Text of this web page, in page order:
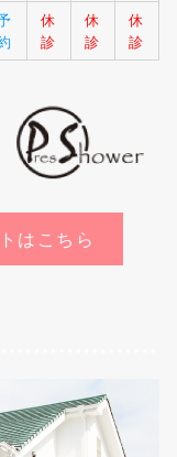
休
診
休
診
休
診
はこちら